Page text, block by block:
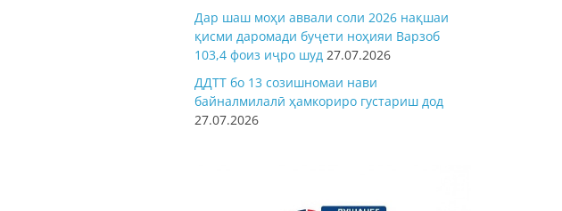
Дар шаш моҳи аввали соли 2026 нақшаи
қисми даромади буҷети ноҳияи Варзоб
103,4 фоиз иҷро шуд 27.07.2026
ДДТТ бо 13 созишномаи нави
байналмилалӣ ҳамкориро густариш дод
27.07.2026